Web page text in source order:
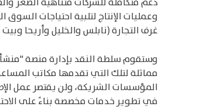
وعمليات الإنتاج لتلبية احتياجات
غرف التجارة (نابلس والخليل وأريحا
مماثلة لتلك التي تقدمها مكاتب
المؤسسات الشريكة، ولن يقتصر عمل
في تطوير خدمات مخصصة بناءً على